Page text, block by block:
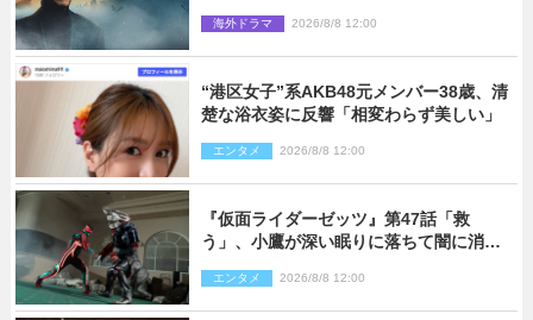
海外ドラマ 2026/8/8 12:00
“港区女子”系AKB48元メンバー38歳、清
楚な浴衣姿に反響「相変わらず美しい」
エンタメ 2026/8/8 12:00
『仮面ライダーゼッツ』第47話「救
う」、小鷹が深い眠りに落ちて闇に消え
エンタメ 2026/8/8 12:00